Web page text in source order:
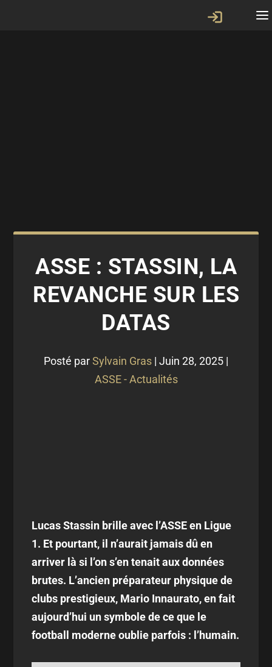
ASSE : STASSIN, LA
REVANCHE SUR LES
DATAS
Posté parSylvain Gras | Juin 28, 2025 |
ASSE - Actualités
Lucas Stassin brille avec l’ASSE en Ligue
1. Et pourtant, il n’aurait jamais dû en
arriver là si l’on s’en tenait aux données
brutes. L’ancien préparateur physique de
clubs prestigieux, Mario Innaurato, en fait
aujourd’hui un symbole de ce que le
football moderne oublie parfois : l’humain.